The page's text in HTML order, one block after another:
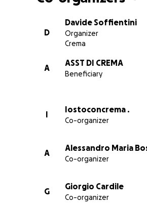
We are in. Would you like
[email redacted]
Donate here
D
Davide Soffientini
Organizer
Crema
A
ASST DI CREMA
Beneficiary
I
Iostoconcrema .
Co-organizer
A
Alessandro Maria
Co-organizer
G
Giorgio Cardile
Co-organizer